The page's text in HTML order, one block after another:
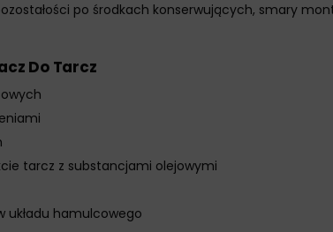
po środkach konserwujących, smary
Do Tarcz
tarcz z substancjami olejowymi
układu hamulcowego